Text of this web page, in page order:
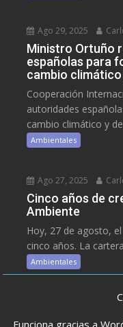
Ago 29, 2025
Ministro Ortuño
españolas para
cambio
Cooperación
autoridades
cambio climático y
Ambientales
Ago 27, 2025
Cinco años de
Ambiente
Hoy, 27 de agosto,
cinco años. La
Ambientales